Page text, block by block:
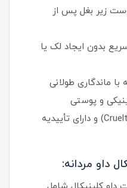
زیر بغل پس از
بدون ایجاد لک یا
با ماندگاری طولانی
و پوستی
فاقد تست حیوانی (Cruelty-Free) و دارای تأییدیه
داو مردانه: